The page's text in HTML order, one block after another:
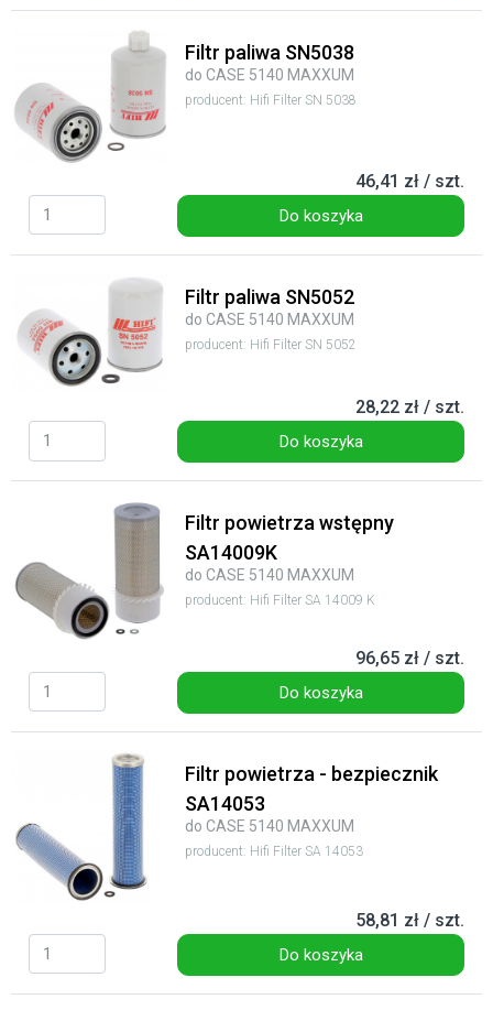
Filtr paliwa SN5038
do CASE 5140 MAXXUM
producent: Hifi Filter SN 5038
46,41 zł / szt.
Do koszyka
Filtr paliwa SN5052
do CASE 5140 MAXXUM
producent: Hifi Filter SN 5052
28,22 zł / szt.
Do koszyka
Filtr powietrza wstępny
SA14009K
do CASE 5140 MAXXUM
producent: Hifi Filter SA 14009 K
96,65 zł / szt.
Do koszyka
Filtr powietrza - bezpiecznik
SA14053
do CASE 5140 MAXXUM
producent: Hifi Filter SA 14053
58,81 zł / szt.
Do koszyka